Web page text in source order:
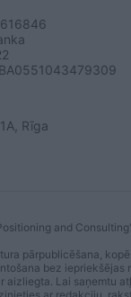
Rīga
and
pārpublicēšana,
bez iepriekšējas
aizliegta. Lai saņemtu